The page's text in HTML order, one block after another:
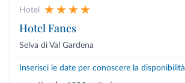
Hotel
Hotel Fanes
Selva di Val Gardena
Inserisci le date per conoscere la disponibilità